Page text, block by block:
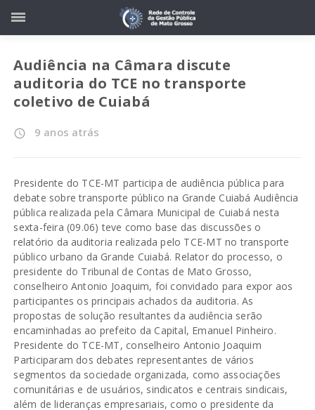
Audiência na Câmara discute
auditoria do TCE no transporte
coletivo de Cuiabá
access_time 9 anos atrás
Presidente do TCE-MT participa de audiência pública para
debate sobre transporte público na Grande Cuiabá Audiência
pública realizada pela Câmara Municipal de Cuiabá nesta
sexta-feira (09.06) teve como base das discussões o
relatório da auditoria realizada pelo TCE-MT no transporte
público urbano da Grande Cuiabá. Relator do processo, o
presidente do Tribunal de Contas de Mato Grosso,
conselheiro Antonio Joaquim, foi convidado para expor aos
participantes os principais achados da auditoria. As
propostas de solução resultantes da audiência serão
encaminhadas ao prefeito da Capital, Emanuel Pinheiro.
Presidente do TCE-MT, conselheiro Antonio Joaquim
Participaram dos debates representantes de vários
segmentos da sociedade organizada, como associações
comunitárias e de usuários, sindicatos e centrais sindicais,
além de lideranças empresariais, como o presidente da